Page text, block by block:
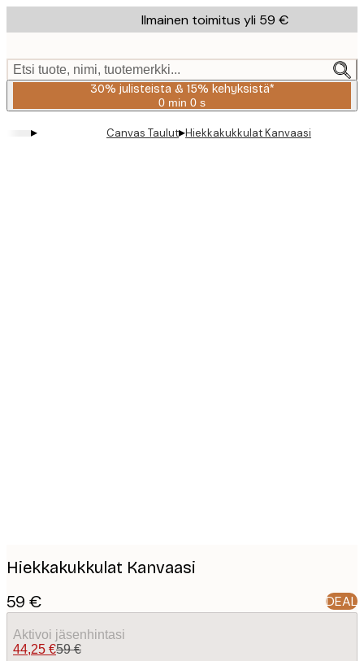
to
content.
Ilmainen toimitus yli 59 €
Etsi tuote, nimi, tuotemerkki...
30% julisteista & 15% kehyksistä*
0 min 0 s
Voimassa
2026-
▸ Canvas Taulut▸Hiekkakukkulat Kanvaasi
Hiekkakukkulat Kanvaasi
59 € DEAL
Aktivoi jäsenhintasi
44,25 €59 €